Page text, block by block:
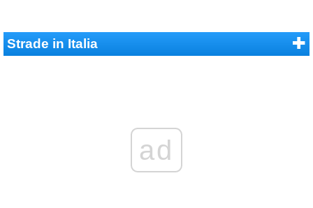
Strade in Italia
ad